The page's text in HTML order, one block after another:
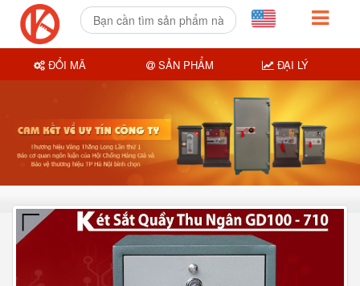
ĐỔI MÃ SẢN PHẨM ĐẠI LÝ